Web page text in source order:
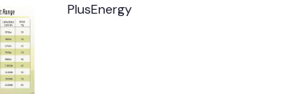
PlusEnergy